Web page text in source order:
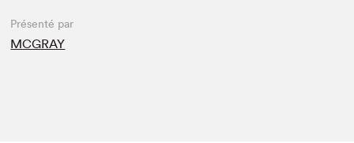
Présenté par
MCGRAY